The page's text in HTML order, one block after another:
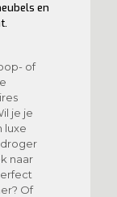
en
of
je je
luxe
naar
Of